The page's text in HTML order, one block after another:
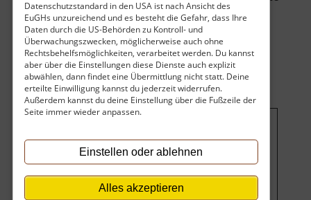
Datenschutzstandard in den USA ist nach Ansicht des
EuGHs unzureichend und es besteht die Gefahr, dass Ihre
Daten durch die US-Behörden zu Kontroll- und
Überwachungszwecken, möglicherweise auch ohne
Rechtsbehelfsmöglichkeiten, verarbeitet werden. Du kannst
aber über die Einstellungen diese Dienste auch explizit
abwählen, dann findet eine Übermittlung nicht statt. Deine
erteilte Einwilligung kannst du jederzeit widerrufen.
Außerdem kannst du deine Einstellung über die Fußzeile der
Seite immer wieder anpassen.
Einstellen oder ablehnen
Alles akzeptieren
Mauern. Zumindest wird in alten Urkund.. »
weiterlesen über
Barockschloss
Seußlitz
Um dieses Projekt zu finanzieren,
wird hier Werbung eingeblendet.
Cookie-Einstellungen ändern.